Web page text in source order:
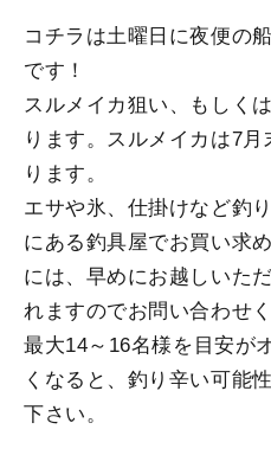
コチラは土曜日に夜便の
です！
スルメイカ狙い、もしく
ります。スルメイカは7
ります。
エサや氷、仕掛けなど釣
にある釣具屋でお買い求
には、早めにお越しいた
れますのでお問い合わせ
最大14～16名様を目安が
くなると、釣り辛い可能
下さい。